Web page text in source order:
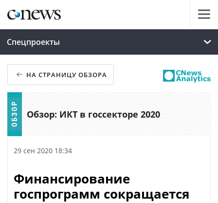
Спецпроекты
НА СТРАНИЦУ ОБЗОРА
Обзор: ИКТ в госсекторе 2020
29 сен 2020 18:34
Финансирование
госпрограмм сокращается